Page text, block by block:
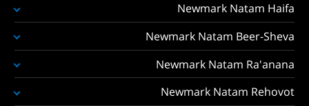
Newmark Natam Haifa
Newmark Natam Beer-Sheva
Newmark Natam Ra'anana
Newmark Natam Rehovot